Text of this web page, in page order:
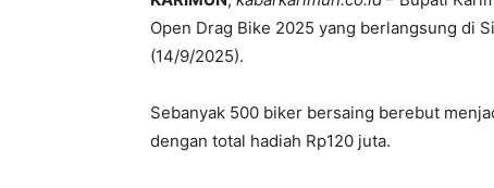
Open Drag Bike 2025 yang berlangsung di
(14/9/2025).
Sebanyak 500 biker bersaing berebut
dengan total hadiah Rp120 juta.